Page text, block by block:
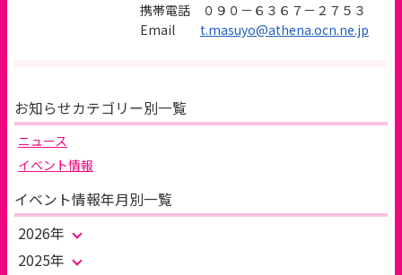
携帯電話 ０９０－６３６７－２７５３
Email t.masuyo@athena.ocn.ne.jp
お知らせカテゴリー別一覧
ニュース
イベント情報
イベント情報年月別一覧
2026年
2025年